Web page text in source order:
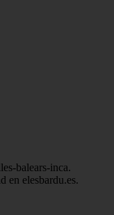
balears-inca.
en elesbardu.es.